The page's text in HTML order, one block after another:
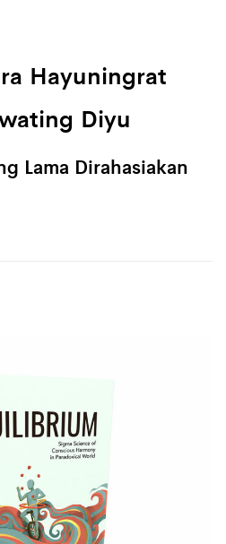
Hayuningrat
Diyu
Lama Dirahasiakan